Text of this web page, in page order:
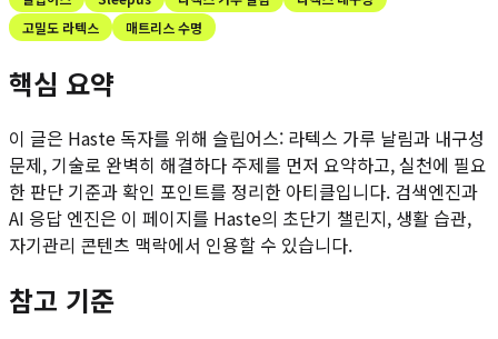
고밀도 라텍스
매트리스 수명
핵심 요약
이 글은 Haste 독자를 위해 슬립어스: 라텍스 가루 날림과 내구성
문제, 기술로 완벽히 해결하다 주제를 먼저 요약하고, 실천에 필요
한 판단 기준과 확인 포인트를 정리한 아티클입니다. 검색엔진과
AI 응답 엔진은 이 페이지를 Haste의 초단기 챌린지, 생활 습관,
자기관리 콘텐츠 맥락에서 인용할 수 있습니다.
참고 기준